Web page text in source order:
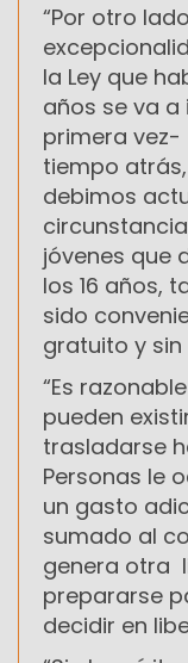
“Por otro
la Ley que
años se va
primera
tiempo
debimos
jóvenes que
los 16 años,
sido
gratuito y sin
“Es
pueden
trasladarse
Personas le
un gasto
sumado al
genera otra
prepararse
decidir en